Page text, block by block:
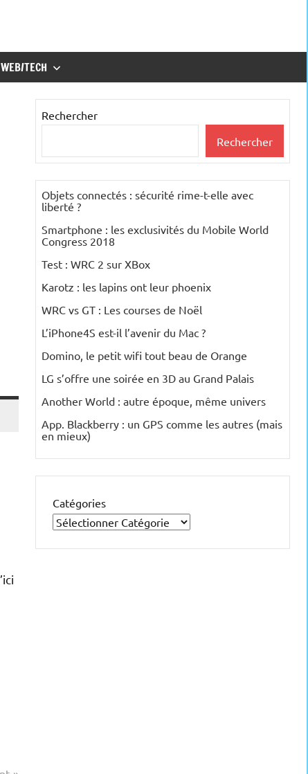
WEB/TECH
Rechercher
Rechercher
Objets connectés : sécurité rime-t-elle avec
liberté ?
Smartphone : les exclusivités du Mobile World
Congress 2018
Test : WRC 2 sur XBox
Karotz : les lapins ont leur phoenix
WRC vs GT : Les courses de Noël
L’iPhone4S est-il l’avenir du Mac ?
Domino, le petit wifi tout beau de Orange
LG s’offre une soirée en 3D au Grand Palais
Another World : autre époque, même univers
App. Blackberry : un GPS comme les autres (mais
en mieux)
Catégories